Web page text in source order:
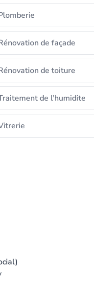
de façade
de toiture
de l'humidite